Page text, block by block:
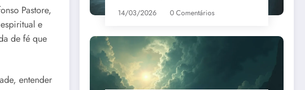
Pastore,
e
de fé que
entender
14/03/2026 0 Comentários